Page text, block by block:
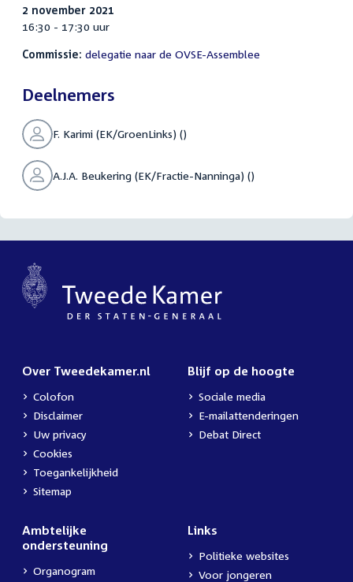
2 november 2021
16:30 - 17:30 uur
Commissie: delegatie naar de OVSE-Assemblee
Deelnemers
F. Karimi (EK/GroenLinks) ()
A.J.A. Beukering (EK/Fractie-Nanninga) ()
Over Tweedekamer.nl
Colofon
Disclaimer
Uw privacy
Cookies
Toegankelijkheid
Sitemap
Blijf op de hoogte
Sociale media
E-mailattenderingen
Debat Direct
Ambtelijke
ondersteuning
Organogram
Links
Politieke websites
Voor jongeren